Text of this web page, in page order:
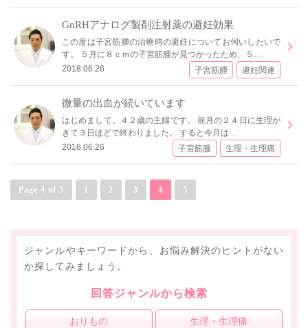
GnRHアナログ製剤注射薬の避妊効果
この度は子宮筋腫の治療時の避妊についてお伺いしたいで
す。 ５月に８ｃｍの子宮筋腫が見つかったため、５…
2018.06.26
子宮筋腫 避妊関連
微量の出血が続いています
はじめまして。４２歳の主婦です。 前月の２４日に生理が
きて３日ほどで終わりました。 すると今月は…
2018.06.26
子宮筋腫 生理・生理痛
Page 4 of 5 1 2 3 4 5
ジャンルやキーワードから、お悩み解決のヒントがない
か探してみましょう。
回答ジャンルから検索
おりもの 生理・生理痛